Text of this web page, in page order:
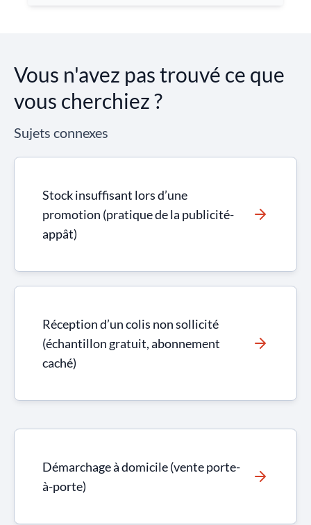
Vous n'avez pas trouvé ce que
vous cherchiez ?
Sujets connexes
Stock insuffisant lors d’une
promotion (pratique de la publicité-
appât)
Réception d’un colis non sollicité
(échantillon gratuit, abonnement
caché)
Démarchage à domicile (vente porte-
à-porte)